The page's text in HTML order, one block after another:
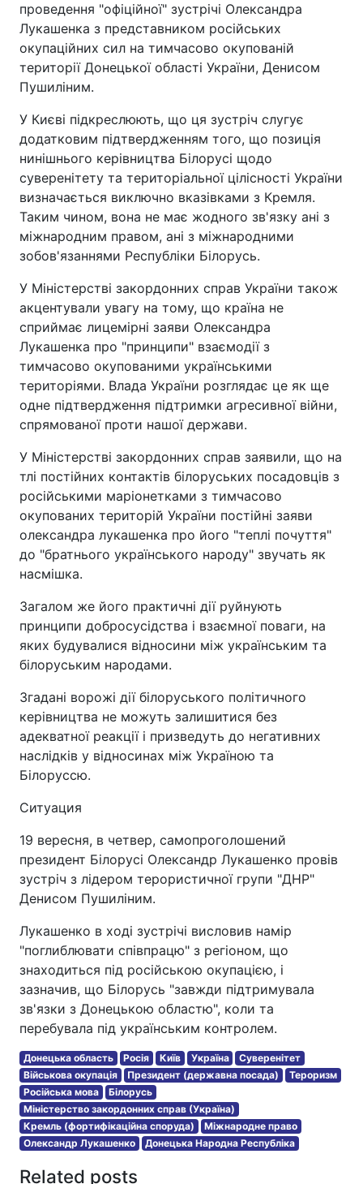
проведення "офіційної" зустрічі Олександра
Лукашенка з представником російських
окупаційних сил на тимчасово окупованій
території Донецької області України, Денисом
Пушиліним.
У Києві підкреслюють, що ця зустріч слугує
додатковим підтвердженням того, що позиція
нинішнього керівництва Білорусі щодо
суверенітету та територіальної цілісності України
визначається виключно вказівками з Кремля.
Таким чином, вона не має жодного зв'язку ані з
міжнародним правом, ані з міжнародними
зобов'язаннями Республіки Білорусь.
У Міністерстві закордонних справ України також
акцентували увагу на тому, що країна не
сприймає лицемірні заяви Олександра
Лукашенка про "принципи" взаємодії з
тимчасово окупованими українськими
територіями. Влада України розглядає це як ще
одне підтвердження підтримки агресивної війни,
спрямованої проти нашої держави.
У Міністерстві закордонних справ заявили, що на
тлі постійних контактів білоруських посадовців з
російськими маріонетками з тимчасово
окупованих територій України постійні заяви
олександра лукашенка про його "теплі почуття"
до "братнього українського народу" звучать як
насмішка.
Загалом же його практичні дії руйнують
принципи добросусідства і взаємної поваги, на
яких будувалися відносини між українським та
білоруським народами.
Згадані ворожі дії білоруського політичного
керівництва не можуть залишитися без
адекватної реакції і призведуть до негативних
наслідків у відносинах між Україною та
Білоруссю.
Ситуация
19 вересня, в четвер, самопроголошений
президент Білорусі Олександр Лукашенко провів
зустріч з лідером терористичної групи "ДНР"
Денисом Пушиліним.
Лукашенко в ході зустрічі висловив намір
"поглиблювати співпрацю" з регіоном, що
знаходиться під російською окупацією, і
зазначив, що Білорусь "завжди підтримувала
зв'язки з Донецькою областю", коли та
перебувала під українським контролем.
Донецька область Росія Київ Україна
Суверенітет
Військова окупація
Президент (державна посада)
Тероризм
Російська мова
Білорусь
Міністерство закордонних справ (Україна)
Кремль (фортифікаційна споруда)
Міжнародне право
Олександр Лукашенко
Донецька Народна Республіка
Related posts